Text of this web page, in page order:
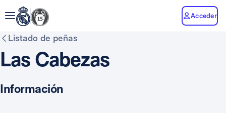
Acceder
Listado de peñas
Las Cabezas
Información